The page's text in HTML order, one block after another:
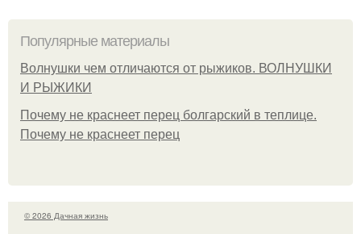
Популярные материалы
Волнушки чем отличаются от рыжиков. ВОЛНУШКИ
И РЫЖИКИ
Почему не краснеет перец болгарский в теплице.
Почему не краснеет перец
© 2026 Дачная жизнь